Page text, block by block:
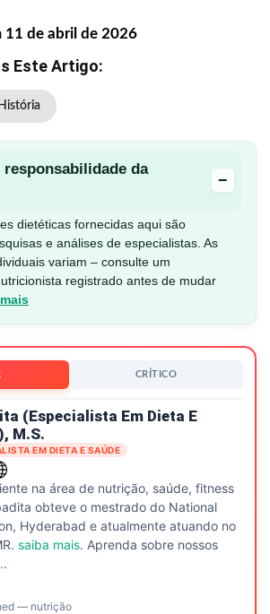
11 de abril de 2026
Este Artigo:
responsabilidade da
−
dietéticas fornecidas aqui são
e análises de especialistas. As
variam – consulte um
registrado antes de mudar
CRÍTICO
(especialista Em Dieta E
M.S.
EM DIETA E SAÚDE
na área de nutrição, saúde, fitness
obteve o mestrado do National
Hyderabad e atualmente atuando no
saiba mais. Aprenda sobre nossos
.
— nutrição